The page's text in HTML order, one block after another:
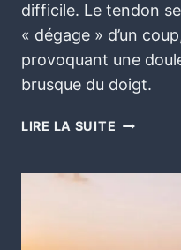
difficile. Le tendon
« dégage » d’un
provoquant une
brusque du doigt.
LIRE LA SUITE